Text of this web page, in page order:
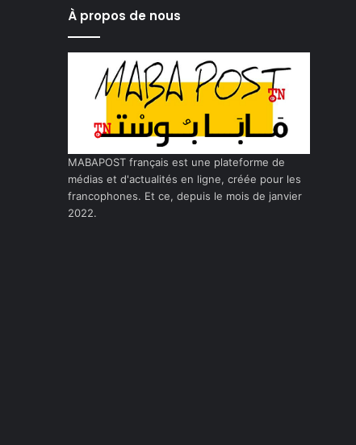
À propos de nous
MABAPOST français est une plateforme de
médias et d'actualités en ligne, créée pour les
francophones. Et ce, depuis le mois de janvier
2022.